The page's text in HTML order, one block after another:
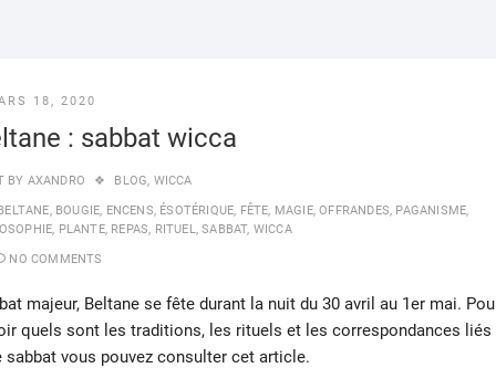
18, 2020
: sabbat wicca
BY AXANDRO BLOG, WICCA
, BOUGIE, ENCENS, ÉSOTÉRIQUE, FÊTE, MAGIE,OFFRANDES, PAGANISME,
, PLANTE, REPAS, RITUEL,SABBAT, WICCA
NO COMMENTS
majeur, Beltane se fête durant la nuit du 30 avril au 1er mai.
quels sont les traditions, les rituels et les correspondances liés
sabbat vous pouvez consulter cet article.